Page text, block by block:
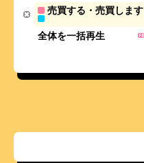
全体を一括再生
売買する・売買します